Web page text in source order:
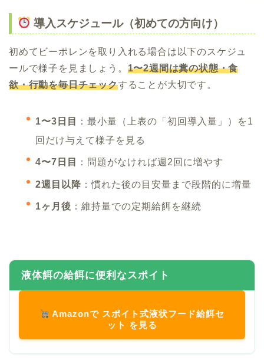
導入スケジュール（初めての方向け）
初めてビーポレンを取り入れる場合は以下のスケジュ
ールで様子を見ましょう。 1〜2週間は糞の状態・食
欲・行動を毎日チェックすることが大切です。
1〜3日目
：最小量（上表の「初回導入量」）を1
回だけ与えて様子を見る
4〜7日目 ：問題がなければ週2回に増やす
2週目以降 ：慣れた後の目安量まで段階的に増量
1ヶ月後 ：維持量での定期給餌を継続
液体餌の給餌に便利なスポイト
Amazonで スポイト式液状フード給餌セ
ット を見る